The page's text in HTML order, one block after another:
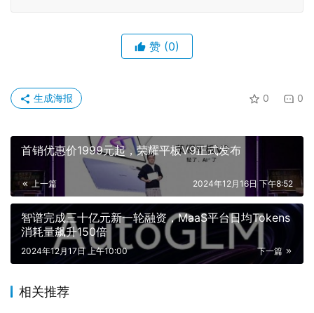
赞 (0)
0 0
生成海报
首销优惠价1999元起，荣耀平板V9正式发布
上一篇 2024年12月16日 下午8:52
智谱完成三十亿元新一轮融资，MaaS平台日均Tokens
消耗量飙升150倍
下一篇
2024年12月17日 上午10:00
相关推荐